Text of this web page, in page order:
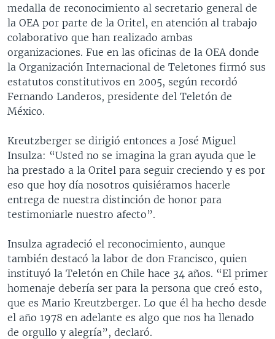
medalla de reconocimiento al secretario general de
la OEA por parte de la Oritel, en atención al trabajo
colaborativo que han realizado ambas
organizaciones. Fue en las oficinas de la OEA donde
la Organización Internacional de Teletones firmó sus
estatutos constitutivos en 2005, según recordó
Fernando Landeros, presidente del Teletón de
México.
Kreutzberger se dirigió entonces a José Miguel
Insulza: “Usted no se imagina la gran ayuda que le
ha prestado a la Oritel para seguir creciendo y es por
eso que hoy día nosotros quisiéramos hacerle
entrega de nuestra distinción de honor para
testimoniarle nuestro afecto”.
Insulza agradeció el reconocimiento, aunque
también destacó la labor de don Francisco, quien
instituyó la Teletón en Chile hace 34 años. “El primer
homenaje debería ser para la persona que creó esto,
que es Mario Kreutzberger. Lo que él ha hecho desde
el año 1978 en adelante es algo que nos ha llenado
de orgullo y alegría”, declaró.